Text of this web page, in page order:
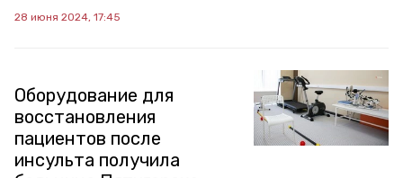
28 июня 2024, 17:45
Оборудование для
восстановления
пациентов после
инсульта получила